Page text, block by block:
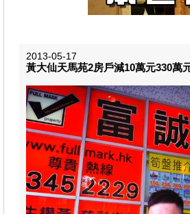
2013-05-17
黃大仙天馬苑2房戶減10萬元330萬